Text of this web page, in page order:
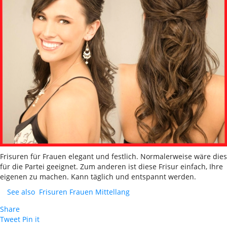
Frisuren für Frauen elegant und festlich. Normalerweise wäre dies
für die Partei geeignet. Zum anderen ist diese Frisur einfach, Ihre
eigenen zu machen. Kann täglich und entspannt werden.
See also Frisuren Frauen Mittellang
Share
Tweet Pin it